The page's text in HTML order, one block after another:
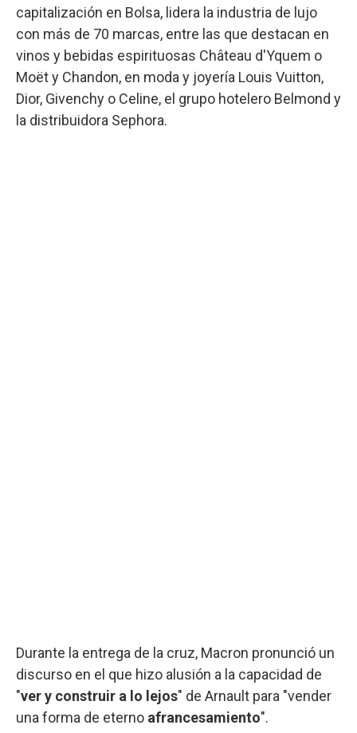
capitalización en Bolsa, lidera la industria de lujo
con más de 70 marcas, entre las que destacan en
vinos y bebidas espirituosas Château d'Yquem o
Moët y Chandon, en moda y joyería Louis Vuitton,
Dior, Givenchy o Celine, el grupo hotelero Belmond y
la distribuidora Sephora.
Durante la entrega de la cruz, Macron pronunció un
discurso en el que hizo alusión a la capacidad de
"ver y construir a lo lejos" de Arnault para "vender
una forma de eterno afrancesamiento".